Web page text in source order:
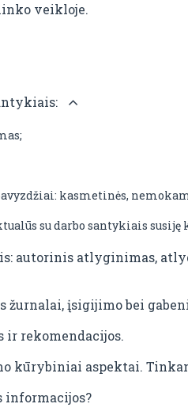
veikloje.
kasmetinės,
su darbo santykiais susiję
autorinis atlyginimas,
žurnalai, įsigijimo bei
ir rekomendacijos.
kūrybiniai aspektai.
informacijos?